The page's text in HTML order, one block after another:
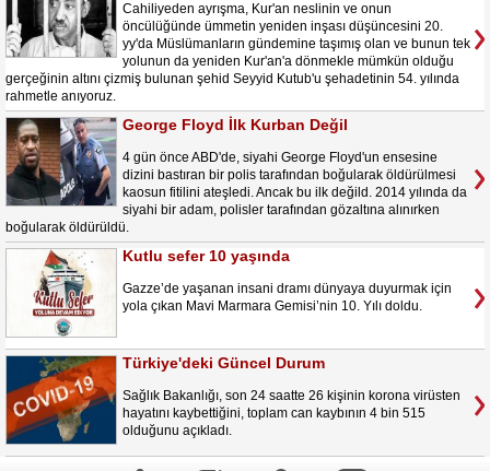
Cahiliyeden ayrışma, Kur'an neslinin ve onun
öncülüğünde ümmetin yeniden inşası düşüncesini 20.
yy'da Müslümanların gündemine taşımış olan ve bunun tek
yolunun da yeniden Kur'an'a dönmekle mümkün olduğu
gerçeğinin altını çizmiş bulunan şehid Seyyid Kutub'u şehadetinin 54. yılında
rahmetle anıyoruz.
George Floyd İlk Kurban Değil
4 gün önce ABD'de, siyahi George Floyd'un ensesine
dizini bastıran bir polis tarafından boğularak öldürülmesi
kaosun fitilini ateşledi. Ancak bu ilk değild. 2014 yılında da
siyahi bir adam, polisler tarafından gözaltına alınırken
boğularak öldürüldü.
Kutlu sefer 10 yaşında
Gazze’de yaşanan insani dramı dünyaya duyurmak için
yola çıkan Mavi Marmara Gemisi’nin 10. Yılı doldu.
Türkiye'deki Güncel Durum
Sağlık Bakanlığı, son 24 saatte 26 kişinin korona virüsten
hayatını kaybettiğini, toplam can kaybının 4 bin 515
olduğunu açıkladı.